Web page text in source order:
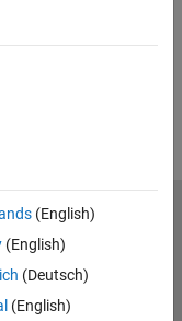
(English)
(English)
(Deutsch)
(English)
de las aplicaciones